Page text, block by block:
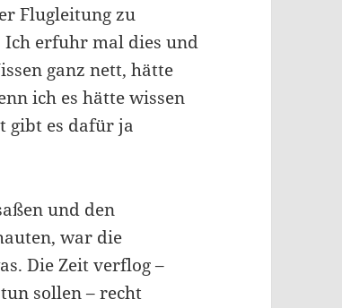
Flugleitung zu
Ich erfuhr mal dies und
ganz nett, hätte
ich es hätte wissen
gibt es dafür ja
und den
war die
Die Zeit verflog –
sollen – recht